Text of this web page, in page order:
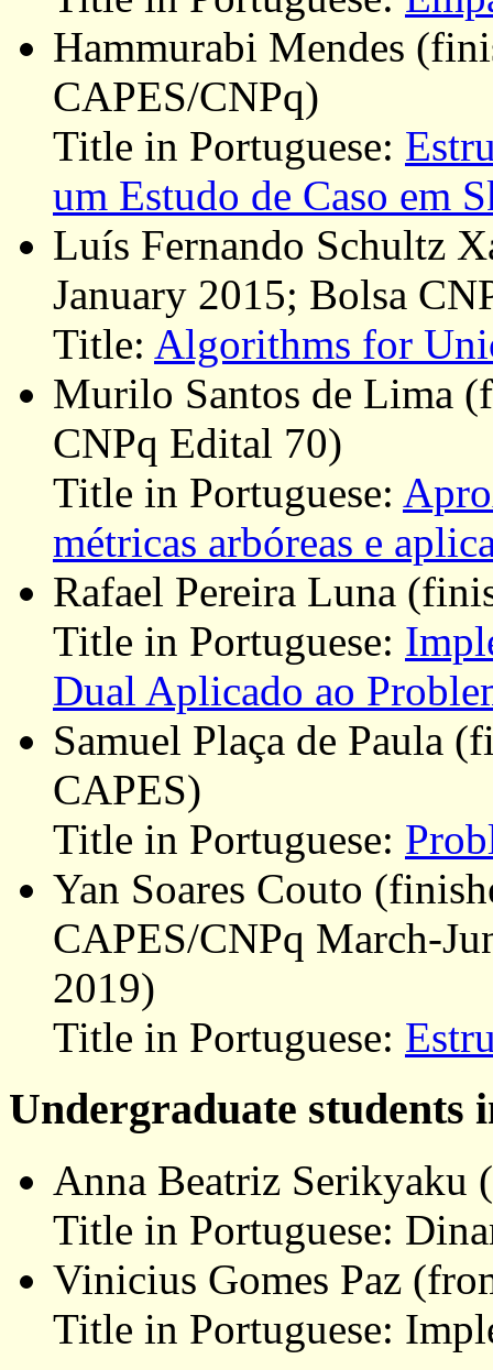
Hammurabi Mendes
CAPES/CNPq)
Title in Portuguese:
um Estudo de Caso em
Luís Fernando Schultz
January 2015; Bolsa
Title: Algorithms for
Murilo Santos de Lima
CNPq Edital 70)
Title in Portuguese:
métricas arbóreas e
Rafael Pereira Luna
Title in Portuguese:
Dual Aplicado ao
Samuel Plaça de Paula
CAPES)
Title in Portuguese:
Yan Soares Couto
CAPES/CNPq March-
2019)
Title in Portuguese:
Undergraduate students
Anna Beatriz Serikyaku
Title in Portuguese:
Vinicius Gomes Paz
Title in Portuguese: